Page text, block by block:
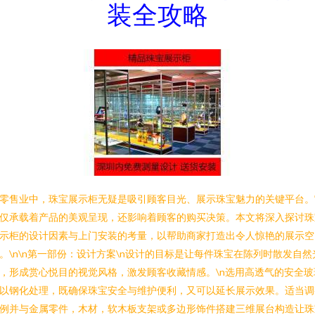
装全攻略
售业中，珠宝展示柜无疑是吸引顾客目光、展示珠宝魅力的关键平台
承载着产品的美观呈现，还影响着顾客的购买决策。本文将深入探讨
柜的设计因素与上门安装的考量，以帮助商家打造出令人惊艳的展示空
\n\n第一部份：设计方案\n设计的目标是让每件珠宝在陈列时散发自然
形成赏心悦目的视觉风格，激发顾客收藏情感。\n选用高透气的安全
钢化处理，既确保珠宝安全与维护便利，又可以延长展示效果。适当
并与金属零件，木材，软木板支架或多边形饰件搭建三维展台构造让